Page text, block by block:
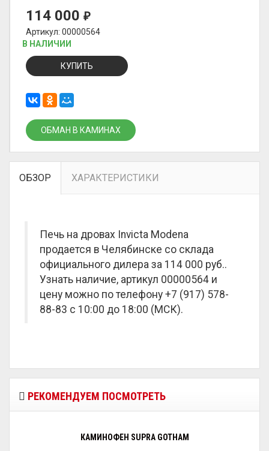
114 000 ₽
Артикул: 00000564
В НАЛИЧИИ
КУПИТЬ
ОБМАН В КАМИНАХ
ОБЗОР ХАРАКТЕРИСТИКИ
Печь на дровах Invicta Modena
продается в Челябинске со склада
официального дилера за 114 000 руб..
Узнать наличие, артикул 00000564 и
цену можно по телефону +7 (917) 578-
88-83 с 10:00 до 18:00 (МСК).
РЕКОМЕНДУЕМ ПОСМОТРЕТЬ
КАМИНОФЕН SUPRA GOTHAM